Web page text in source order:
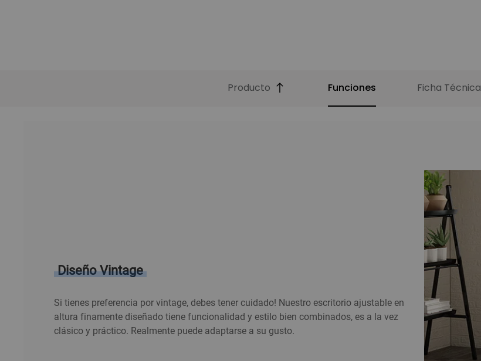
Producto Funciones Ficha Técnica
Diseño Vintage
Si tienes preferencia por vintage, debes tener cuidado! Nuestro escritorio ajustable en
altura finamente diseñado tiene funcionalidad y estilo bien combinados, es a la vez
clásico y práctico. Realmente puede adaptarse a su gusto.